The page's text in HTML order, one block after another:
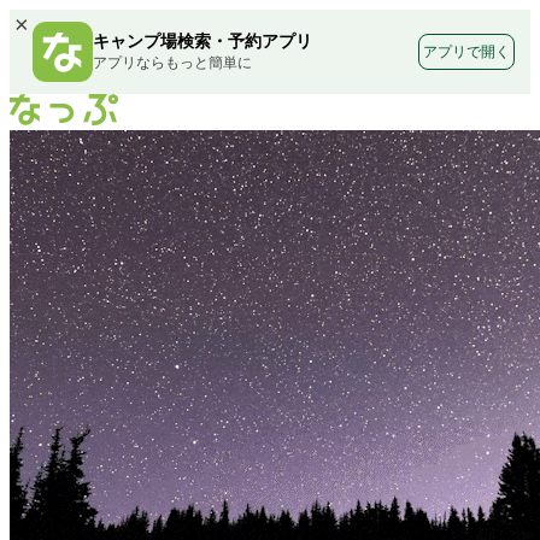
×
キャンプ場検索・予約アプリ
アプリならもっと簡単に
アプリで開く